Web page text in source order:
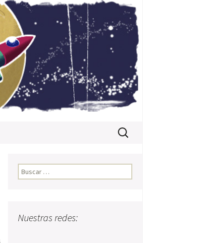
Buscar:
Buscar:
Nuestras redes: